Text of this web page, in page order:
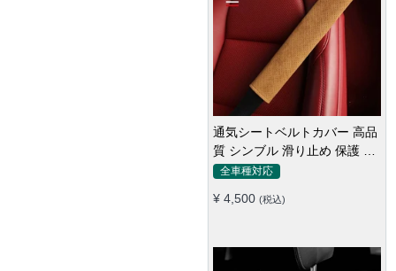
通気シートベルトカバー 高品
質 シンブル 滑り止め 保護 肩
当てパッド 圧迫感軽減
全車種対応
¥ 4,500 (税込)